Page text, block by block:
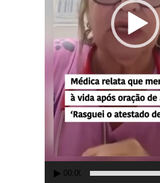
00:00